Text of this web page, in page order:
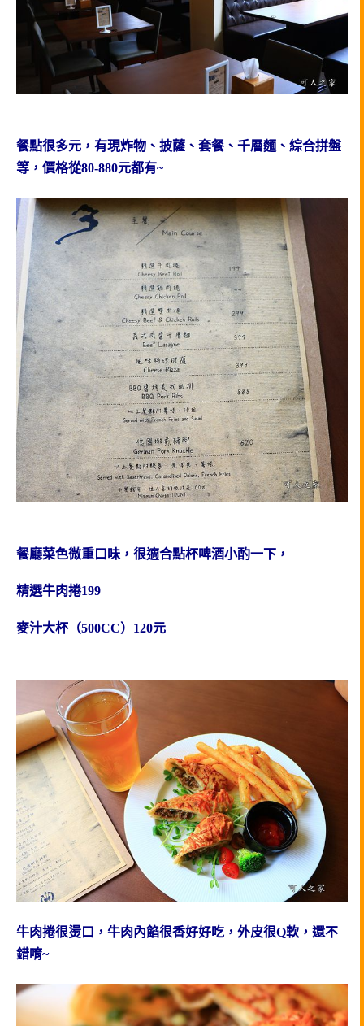
餐點很多元，有現炸物、披薩、套餐、千層麵、綜合拼盤
等，價格從80-880元都有~
餐廳菜色微重口味，很適合點杯啤酒小酌一下，
精選牛肉捲199
麥汁大杯（500CC）120元
牛肉捲很燙口，牛肉內餡很香好好吃，外皮很Q軟，還不
錯唷~